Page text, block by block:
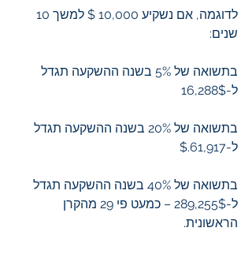
שנים:
בתשואה של 5% בשנה ההשקעה תגדל
ל-16,288$
בתשואה של 20% בשנה ההשקעה תגדל
ל-61,917.$
בתשואה של 40% בשנה ההשקעה תגדל
ל-289,255$ – כמעט פי 29 מהקרן
הראשונית.